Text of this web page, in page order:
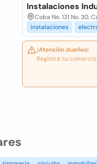
Instalaciones
Coba No. 131 No. 30,
instalaciones
¡Atención dueños!
Registra tu